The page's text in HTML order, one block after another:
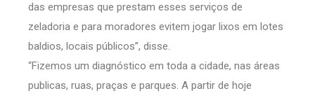
das empresas que prestam esses serviços de
zeladoria e para moradores evitem jogar lixos em lotes
baldios, locais públicos”, disse.
“Fizemos um diagnóstico em toda a cidade, nas áreas
publicas, ruas, praças e parques. A partir de hoje